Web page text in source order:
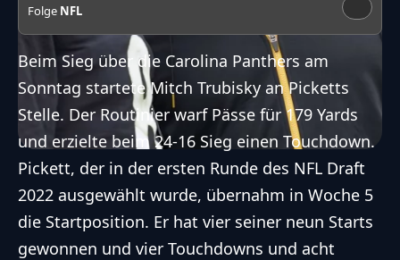
Folge NFL
Beim Sieg über die Carolina Panthers am
Sonntag startete Mitch Trubisky an Picketts
Stelle. Der Routinier warf Pässe für 179 Yards
und erzielte beim 24-16 Sieg einen Touchdown.
Pickett, der in der ersten Runde des NFL Draft
2022 ausgewählt wurde, übernahm in Woche 5
die Startposition. Er hat vier seiner neun Starts
gewonnen und vier Touchdowns und acht